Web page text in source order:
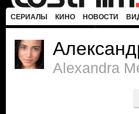
СЕРИАЛЫ КИНО НОВОСТИ
Alexandra